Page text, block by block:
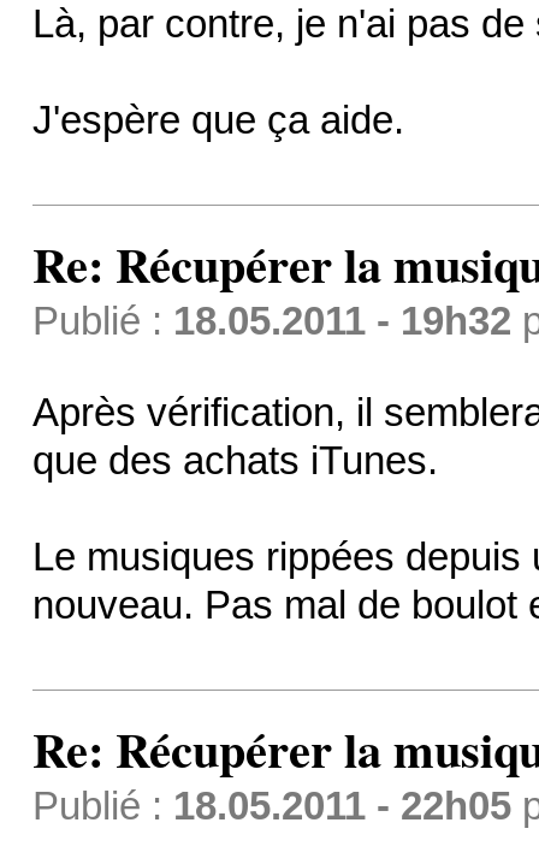
Là, par contre, je n'ai pas
J'espère que ça aide.
Re: Récupérer la
Publié : 18.05.2011 - 19h32
Après vérification, il
que des achats iTunes.
Le musiques rippées
nouveau. Pas mal de boulot
Re: Récupérer la
Publié : 18.05.2011 - 22h05